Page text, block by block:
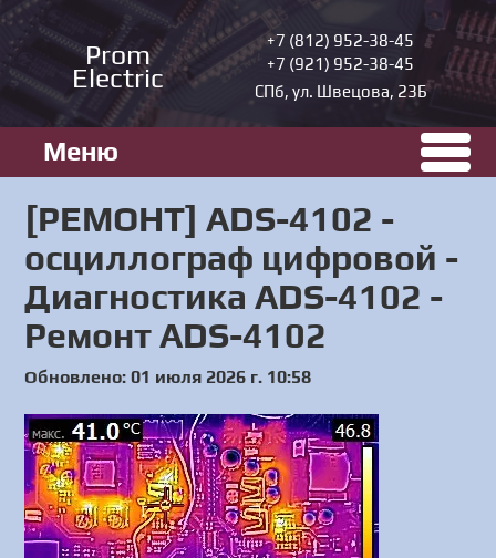
Prom
Electric
+7 (812) 952-38-45
+7 (921) 952-38-45
СПб, ул. Швецова, 23Б
Меню
[РЕМОНТ] ADS-4102 -
осциллограф цифровой -
Диагностика ADS-4102 -
Ремонт ADS-4102
Обновлено: 01 июля 2026 г. 10:58